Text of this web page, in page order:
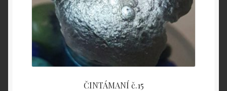
ČINTÁMANÍ č.15